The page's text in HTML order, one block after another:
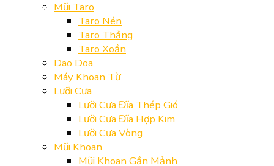
Mũi Taro
Taro Nén
Taro Thẳng
Taro Xoắn
Dao Doa
Máy Khoan Từ
Lưỡi Cưa
Lưỡi Cưa Đĩa Thép Gió
Lưỡi Cưa Đĩa Hợp Kim
Lưỡi Cưa Vòng
Mũi Khoan
Mũi Khoan Gắn Mảnh